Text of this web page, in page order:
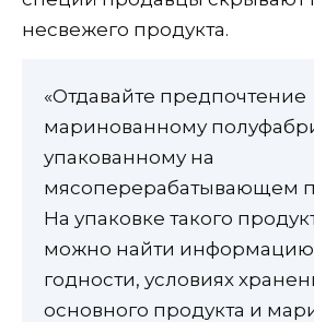
несвежего продукта.
«Отдавайте предпочтение
маринованному
упакованному на
мясоперерабатывающем
На упаковке такого
можно найти информацию
годности, условиях
основного продукта и